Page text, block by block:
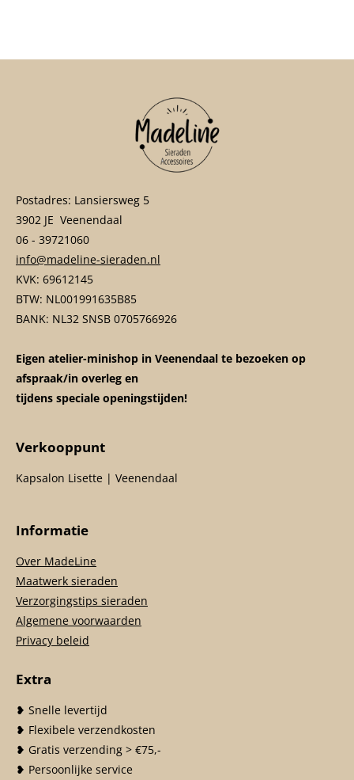
Postadres: Lansiersweg 5
3902 JE Veenendaal
06 - 39721060
info@madeline-sieraden.nl
KVK: 69612145
BTW: NL001991635B85
BANK: NL32 SNSB 0705766926
Eigen atelier-minishop in Veenendaal te bezoeken op
afspraak/in overleg en
tijdens speciale openingstijden!
Verkooppunt
Kapsalon Lisette | Veenendaal
Informatie
Over MadeLine
Maatwerk sieraden
Verzorgingstips sieraden
Algemene voorwaarden
Privacy beleid
Extra
❥ Snelle levertijd
❥ Flexibele verzendkosten
❥ Gratis verzending > €75,-
❥ Persoonlijke service